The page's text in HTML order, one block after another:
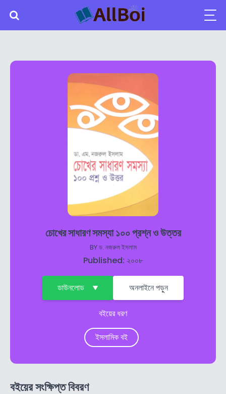
চোখের সাধারণ সমস্যা ১০০ প্রশ্ন ও উত্তর
BYড. নজরুল ইসলাম
Published: ২০০৮
ডাউনলোড অনলাইনে পড়ুন
বইয়ের ধরণ
ইসলামিক বই
বইয়ের সংক্ষিপ্ত বিবরণ